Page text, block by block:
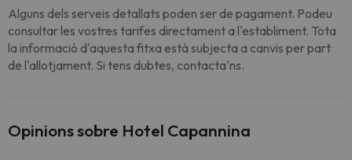
Alguns dels serveis detallats poden ser de pagament. Podeu
consultar les vostres tarifes directament a l'establiment. Tota
la informació d'aquesta fitxa està subjecta a canvis per part
de l'allotjament. Si tens dubtes, contacta'ns.
Opinions sobre Hotel Capannina